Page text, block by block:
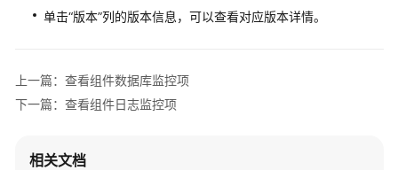
盘
监
告
警
单击“版本”列的版本信息，可以查看对应版本详情。
上一篇：查看组件数据库监控项
下一篇：查看组件日志监控项
相关文档